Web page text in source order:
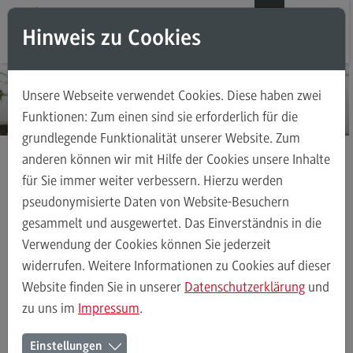
Direkt zum Inhalt
Direkt zum Hauptmenu
Direkt zum Footer
Modul-O-Mat
Masterstudiengänge
Accounting, Controlling, Taxation
Accounting, Controlling, Taxation
Modulangebot
Berufsperspektiven
Kontakt
Advanced Practice in Healthcare
Advanced Practice in Healthcare
Rahmenbedingungen
Masterstudiengänge
Rechnungswesen Steuern Wirtschaftsrecht
Kontakt
Ihr Kontakt zum Master
Hinweis zu Cookies
Unsere Webseite verwendet Cookies. Diese haben zwei
Funktionen: Zum einen sind sie erforderlich für die
grundlegende Funktionalität unserer Website. Zum
anderen können wir mit Hilfe der Cookies unsere Inhalte
für Sie immer weiter verbessern. Hierzu werden
pseudonymisierte Daten von Website-Besuchern
gesammelt und ausgewertet. Das Einverständnis in die
Verwendung der Cookies können Sie jederzeit
widerrufen. Weitere Informationen zu Cookies auf dieser
Website finden Sie in unserer Datenschutzerklärung und
zu uns im Impressum.
Einstellungen